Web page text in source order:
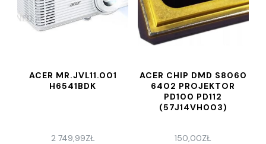
ACER MR.JVL11.001
H6541BDK
2 749,99ZŁ
ACER CHIP DMD S8060
6402 PROJEKTOR
PD100 PD112
(57J14VH003)
150,00ZŁ